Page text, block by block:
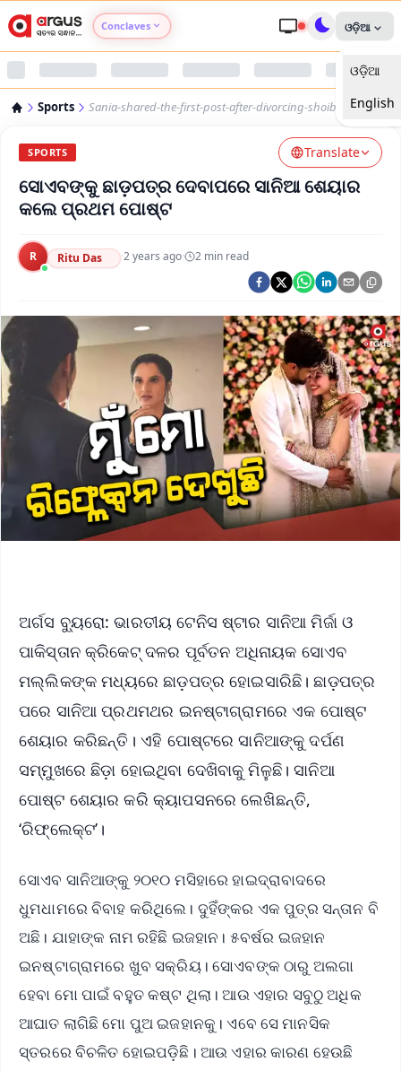
Conclaves
Argus Nari Shakti
Argus Health Connect
Argus Swaad Odisha
ଓଡ଼ିଆ
ଓଡ଼ିଆ
English
Sports Sania-shared-the-first-post-after-divorcing-shoib
SPORTS Translate
ସୋଏବଙ୍କୁ ଛାଡ଼ପତ୍ର ଦେବାପରେ ସାନିଆ ଶେୟାର
କଲେ ପ୍ରଥମ ପୋଷ୍ଟ
R Ritu Das ·2 years ago· 2 min read
ଅର୍ଗସ ବ୍ୟୁରୋ: ଭାରତୀୟ ଟେନିସ ଷ୍ଟାର ସାନିଆ ମିର୍ଜା ଓ
ପାକିସ୍ତାନ କ୍ରିକେଟ୍ ଦଳର ପୂର୍ବତନ ଅଧିନାୟକ ସୋଏବ
ମଲ୍ଲିକଙ୍କ ମଧ୍ୟରେ ଛାଡ଼ପତ୍ର ହୋଇସାରିଛି। ଛାଡ଼ପତ୍ର
ପରେ ସାନିଆ ପ୍ରଥମଥର ଇନଷ୍ଟାଗ୍ରାମରେ ଏକ ପୋଷ୍ଟ
ଶେୟାର କରିଛନ୍ତି। ଏହି ପୋଷ୍ଟରେ ସାନିଆଙ୍କୁ ଦର୍ପଣ
ସମ୍ମୁଖରେ ଛିଡ଼ା ହୋଇଥିବା ଦେଖିବାକୁ ମିଳୁଛି। ସାନିଆ
ପୋଷ୍ଟ ଶେୟାର କରି କ୍ୟାପସନରେ ଲେଖିଛନ୍ତି,
‘ରି‌ଫ୍ଲେକ୍ଟ’।
ସୋଏବ ସାନିଆଙ୍କୁ ୨୦୧୦ ମସିହାରେ ହାଇଦ୍ରାବାଦରେ
ଧୁମଧାମରେ ବିବାହ କରିଥିଲେ। ଦୁହିଁଙ୍କର ଏକ ପୁତ୍ର ସନ୍ତାନ ବି
ଅଛି। ଯାହାଙ୍କ ନାମ ରହିଛି ଇଜହାନ। ୫ବର୍ଷର ଇଜହାନ
ଇନଷ୍ଟାଗ୍ରାମରେ ଖୁବ ସକ୍ରିୟ। ସୋଏବଙ୍କ ଠାରୁ ଅଲଗା
ହେବା ମୋ ପାଇଁ ବହୁତ କଷ୍ଟ ଥିଲା। ଆଉ ଏହାର ସବୁଠୁ ଅଧିକ
ଆଘାତ ଲାଗିଛି ମୋ ପୁଅ ଇଜହାନକୁ। ଏବେ ସେ ମାନସିକ
ସ୍ତରରେ ବିଚଳିତ ହୋଇପଡ଼ିଛି। ଆଉ ଏହାର କାରଣ ହେଉଛି